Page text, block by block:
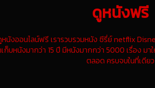
ดูหนังฟรี
นังออนไลน์ฟรี เรารวบรวมหนัง ซีรี่ย์ netflix
ก็บหนังมากว่า 15 ปี มีหนังมากกว่า 5000 เรื่อง ม
ตลอด ครบจบในที่เดียว